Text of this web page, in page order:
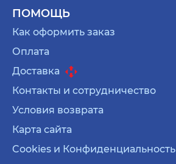
ПОМОЩЬ
Как оформить заказ
Оплата
Доставка
Контакты и сотрудничество
Условия возврата
Карта сайта
Cookies и Конфиденциальность